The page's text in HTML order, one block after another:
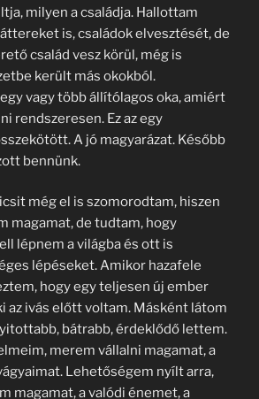
milyen a családja. Hallottam
is, családok elvesztését, de
család vesz körül, még is
került más okokból.
vagy több állítólagos oka, amiért
rendszeresen. Ez az egy
A jó magyarázat. Később
bennünk.
még el is szomorodtam, hiszen
magamat, de tudtam, hogy
lépnem a világba és ott is
lépéseket. Amikor hazafele
hogy egy teljesen új ember
az ivás előtt voltam. Másként látom
bátrabb, érdeklődő lettem.
merem vállalni magamat, a
Lehetőségem nyílt arra,
magamat, a valódi énemet, a